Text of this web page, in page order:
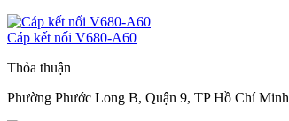
Cáp kết nối V680-A60
Thỏa thuận
Phường Phước Long B, Quận 9, TP Hồ Chí Minh